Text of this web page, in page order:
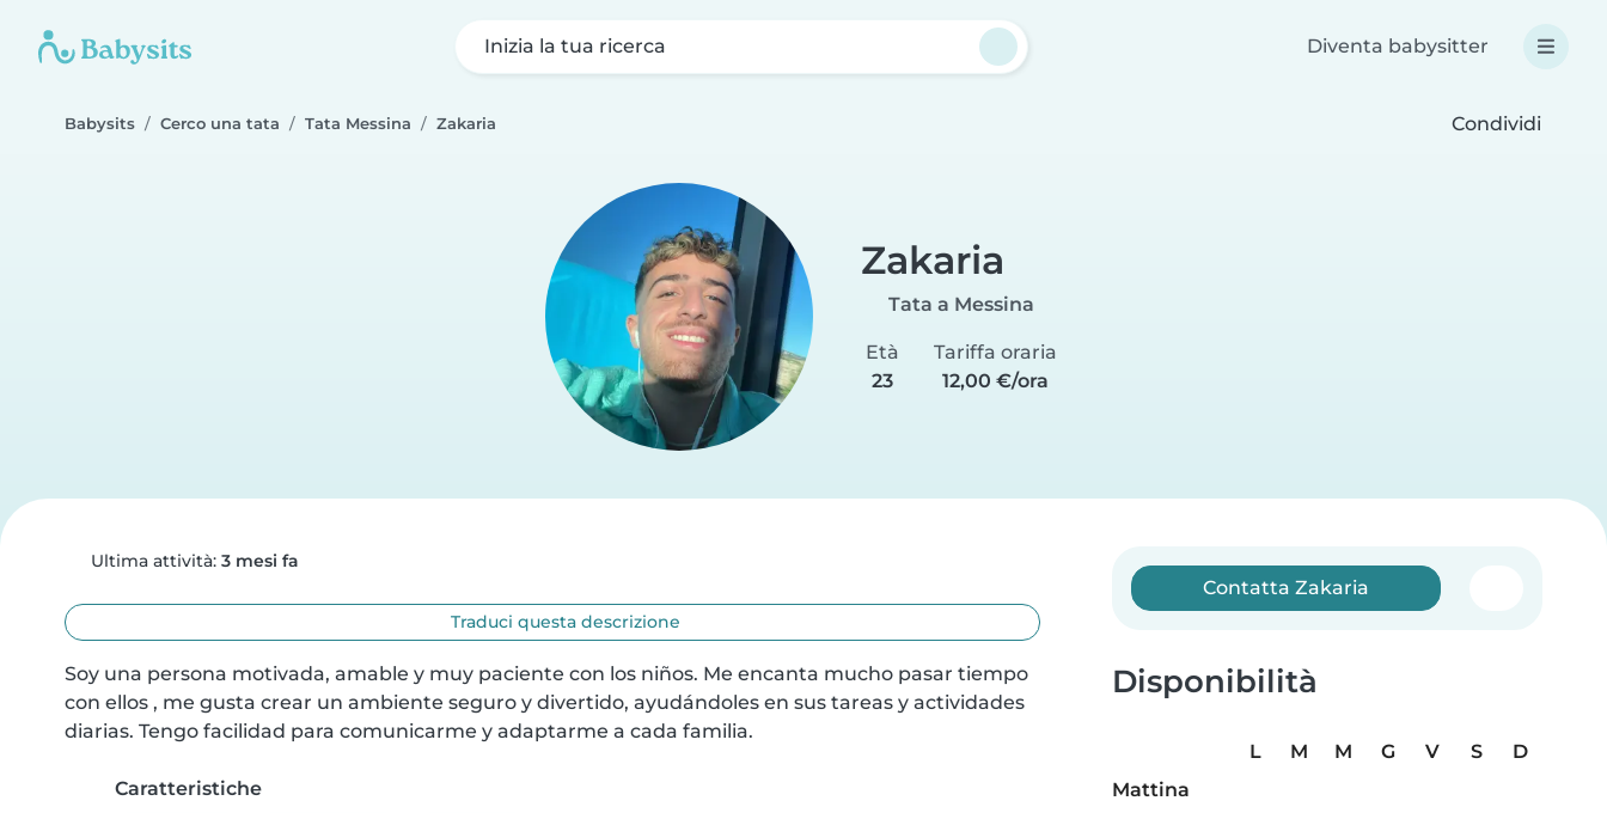
Inizia la tua ricerca Diventa babysitter
Babysits Cerco una tata Tata Messina Zakaria Condividi
Zakaria
Tata a Messina
Età
23
Tariffa oraria
12,00 €/ora
Ultima attività: 3 mesi fa
Traduci questa descrizione
Soy una persona motivada, amable y muy paciente con los niños. Me encanta mucho pasar tiempo
con ellos , me gusta crear un ambiente seguro y divertido, ayudándoles en sus tareas y actividades
diarias. Tengo facilidad para comunicarme y adaptarme a cada familia.
Caratteristiche
Contatta Zakaria
Disponibilità
L M M G V S
D
Mattina